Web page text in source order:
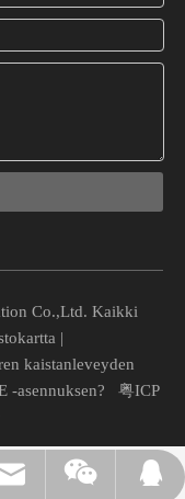
verkkoosi. Opi
Co.,Ltd. Kaikki
|
kaistanleveyden
-asennuksen?
粤ICP